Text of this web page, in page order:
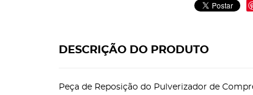
DESCRIÇÃO DO PRODUTO
Peça de Reposição do Pulverizador de